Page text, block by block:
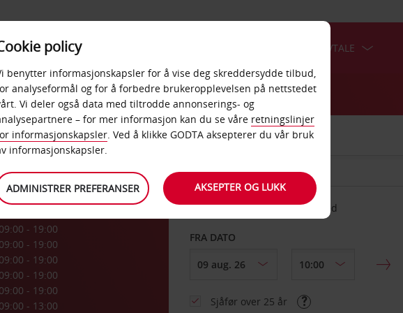
PRODUKTER BEDRIFTSAVTALE
09:00 - 19:00
09:00 - 19:00
09:00 - 19:00
09:00 - 19:00
09:00 - 19:00
09:00 - 13:00
HENT FRA
Velg et annet leveringssted
FRA DATO
Sjåfør over 25 år
policy
benytter informasjonskapsler for å vise deg skreddersydde tilbud,
analyseformål og for å forbedre brukeropplevelsen på nettstedet
Vi deler også data med tiltrodde annonserings- og
– for mer informasjon kan du se våre retningslinjer
informasjonskapsler. Ved å klikke GODTA aksepterer du vår bruk
informasjonskapsler.
ADMINISTRER PREFERANSER AKSEPTER OG LUKK